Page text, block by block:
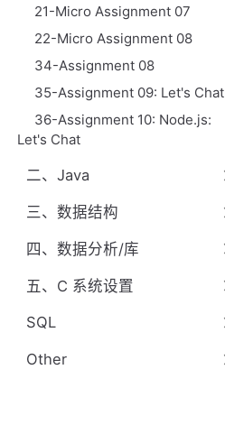
21-Micro Assignment 07
22-Micro Assignment 08
34-Assignment 08
35-Assignment 09: Let's Chat
36-Assignment 10: Node.js:
Let's Chat
二、Java
三、数据结构
四、数据分析/库
五、C 系统设置
SQL
Other